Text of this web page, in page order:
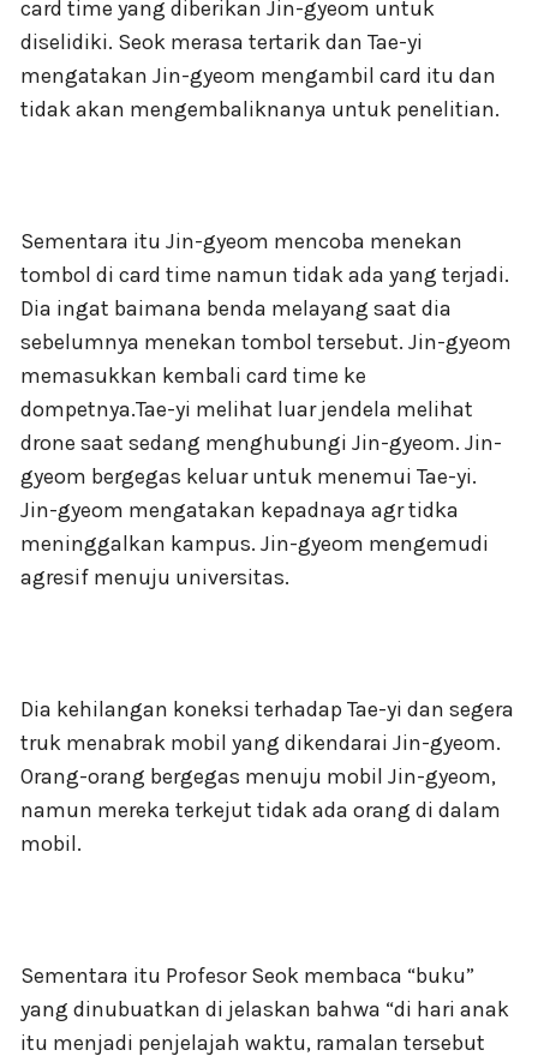
card time yang diberikan Jin-gyeom untuk
diselidiki. Seok merasa tertarik dan Tae-yi
mengatakan Jin-gyeom mengambil card itu dan
tidak akan mengembaliknanya untuk penelitian.
Sementara itu Jin-gyeom mencoba menekan
tombol di card time namun tidak ada yang terjadi.
Dia ingat baimana benda melayang saat dia
sebelumnya menekan tombol tersebut. Jin-gyeom
memasukkan kembali card time ke
dompetnya.Tae-yi melihat luar jendela melihat
drone saat sedang menghubungi Jin-gyeom. Jin-
gyeom bergegas keluar untuk menemui Tae-yi.
Jin-gyeom mengatakan kepadnaya agr tidka
meninggalkan kampus. Jin-gyeom mengemudi
agresif menuju universitas.
Dia kehilangan koneksi terhadap Tae-yi dan segera
truk menabrak mobil yang dikendarai Jin-gyeom.
Orang-orang bergegas menuju mobil Jin-gyeom,
namun mereka terkejut tidak ada orang di dalam
mobil.
Sementara itu Profesor Seok membaca “buku”
yang dinubuatkan di jelaskan bahwa “di hari anak
itu menjadi penjelajah waktu, ramalan tersebut